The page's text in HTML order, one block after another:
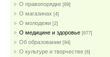
О правопорядке [89]
О магазинах [4]
О молодежи [2]
О медицине и здоровье [677]
Об образовании [94]
О культуре и творчестве [6]